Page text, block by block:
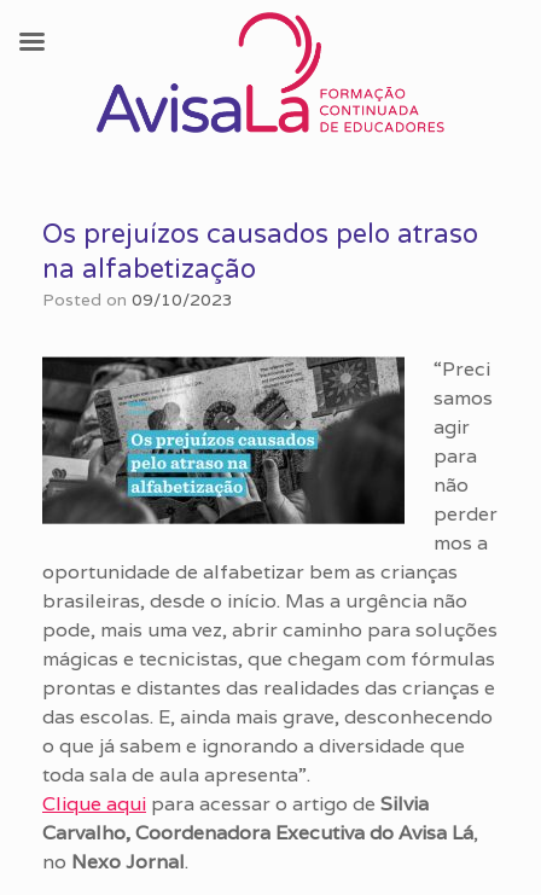
contentOs prejuízos causados pelo atraso
na alfabetização
Posted on 09/10/2023
“Preci
samos
agir
para
não
perder
mos a
oportunidade de alfabetizar bem as crianças
brasileiras, desde o início. Mas a urgência não
pode, mais uma vez, abrir caminho para soluções
mágicas e tecnicistas, que chegam com fórmulas
prontas e distantes das realidades das crianças e
das escolas. E, ainda mais grave, desconhecendo
o que já sabem e ignorando a diversidade que
toda sala de aula apresenta”.
Clique aqui para acessar o artigo de Silvia
Carvalho, Coordenadora Executiva do Avisa Lá,
no Nexo Jornal.